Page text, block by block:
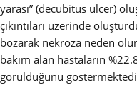
yarası” (decubitus ulcer)
çıkıntıları üzerinde
bozarak nekroza neden
bakım alan hastaların
görüldüğünü